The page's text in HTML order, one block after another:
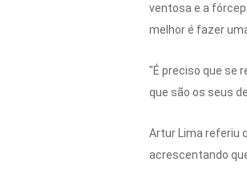
ventosa e a
melhor é fazer
"É preciso que se
que são os seus
Artur Lima referiu
acrescentando